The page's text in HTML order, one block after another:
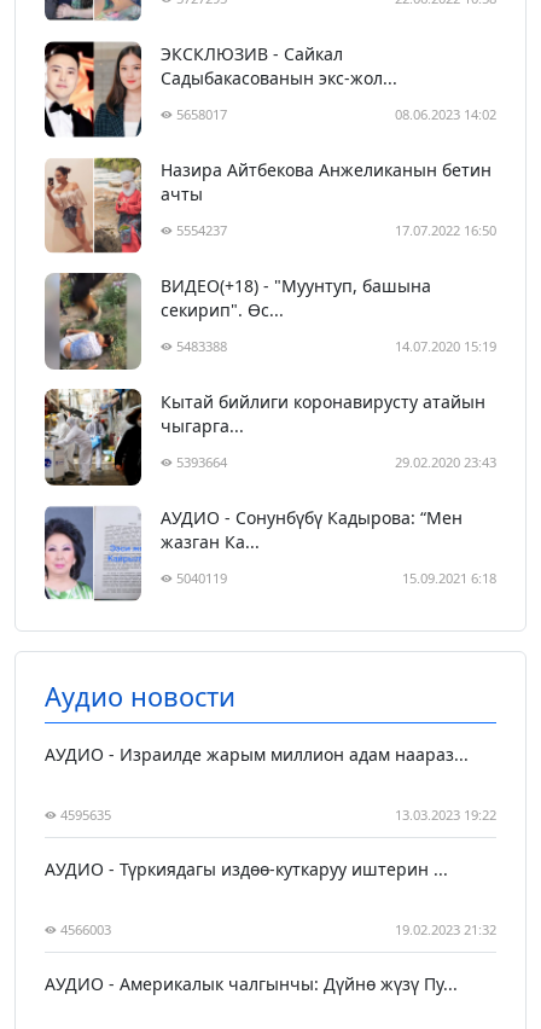
ЭКСКЛЮЗИВ - Сайкал
Садыбакасованын экс-жол...
5658017 08.06.2023 14:02
Назира Айтбекова Анжеликанын бетин
ачты
5554237 17.07.2022 16:50
ВИДЕО(+18) - "Муунтуп, башына
секирип". Өс...
5483388 14.07.2020 15:19
Кытай бийлиги коронавирусту атайын
чыгарга...
5393664 29.02.2020 23:43
АУДИО - Сонунбүбү Кадырова: “Мен
жазган Ка...
5040119 15.09.2021 6:18
Аудио новости
АУДИО - Израилде жарым миллион адам наараз...
4595635 13.03.2023 19:22
АУДИО - Түркиядагы издөө-куткаруу иштерин ...
4566003 19.02.2023 21:32
АУДИО - Америкалык чалгынчы: Дүйнө жүзү Пу...